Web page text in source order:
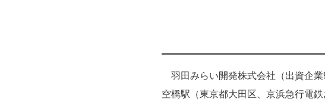
羽田みらい開発株式会社（出資企
空橋駅（東京都大田区、京浜急行電